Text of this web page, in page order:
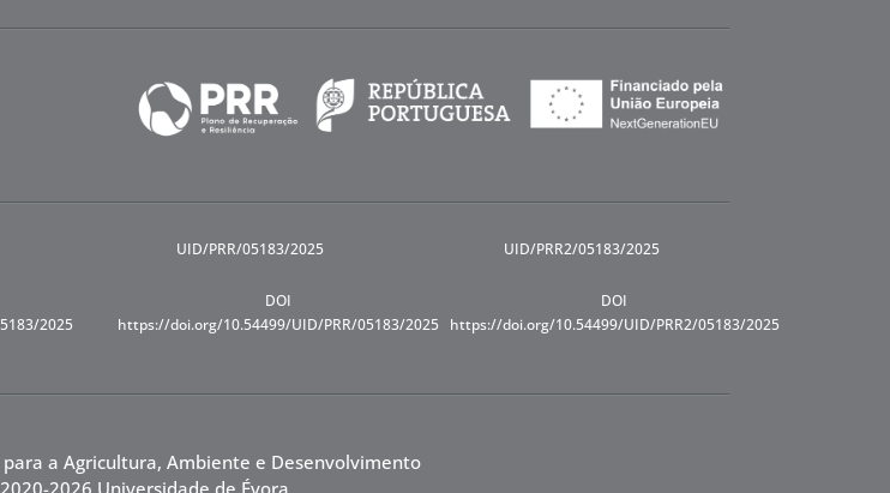
2025
UID/PRR/05183/2025
DOI
https://doi.org/10.54499/UID/PRR/05183/2025
UID/PRR2/05183/2025
DOI
https://doi.org/10.54499/UID/PRR2/05183/2025
a Agricultura, Ambiente e Desenvolvimento